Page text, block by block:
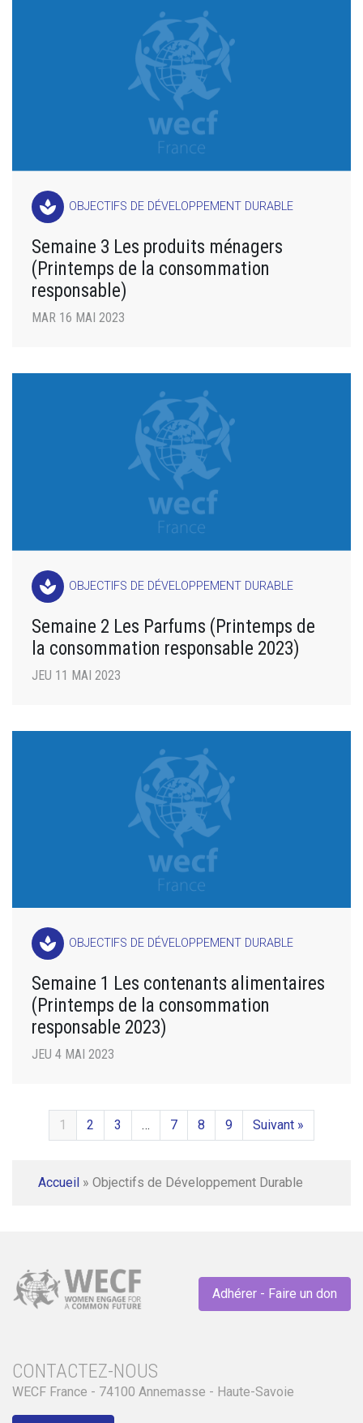
spa OBJECTIFS DE DÉVELOPPEMENT DURABLE
Semaine 3 Les produits ménagers
(Printemps de la consommation
responsable)
MAR 16 MAI 2023
spa OBJECTIFS DE DÉVELOPPEMENT DURABLE
Semaine 2 Les Parfums (Printemps de
la consommation responsable 2023)
JEU 11 MAI 2023
spa OBJECTIFS DE DÉVELOPPEMENT DURABLE
Semaine 1 Les contenants alimentaires
(Printemps de la consommation
responsable 2023)
JEU 4 MAI 2023
1 2 3 … 7 8 9 Suivant »
Accueil » Objectifs de Développement Durable
Adhérer - Faire un don
CONTACTEZ-NOUS
WECF France - 74100 Annemasse - Haute-Savoie